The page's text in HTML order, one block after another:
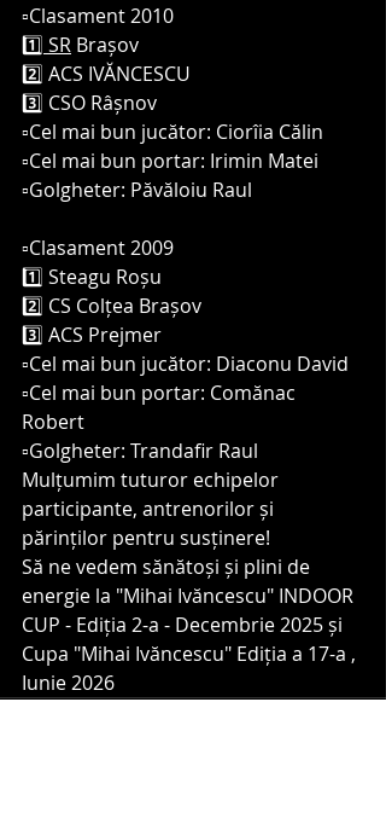
▫️Clasament 2010
1️⃣ SR Brașov
2️⃣ ACS IVĂNCESCU
3️⃣ CSO Râșnov
▫️Cel mai bun jucător: Ciorîia Călin
▫️Cel mai bun portar: Irimin Matei
▫️Golgheter: Păvăloiu Raul
▫️Clasament 2009
1️⃣ Steagu Roșu
2️⃣ CS Colțea Brașov
3️⃣ ACS Prejmer
▫️Cel mai bun jucător: Diaconu David
▫️Cel mai bun portar: Comănac
Robert
▫️Golgheter: Trandafir Raul
Mulțumim tuturor echipelor
participante, antrenorilor și
părinților pentru susținere!
Să ne vedem sănătoși și plini de
energie la "Mihai Ivăncescu" INDOOR
CUP - Ediția 2-a - Decembrie 2025 și
Cupa "Mihai Ivăncescu" Ediția a 17-a ,
Iunie 2026